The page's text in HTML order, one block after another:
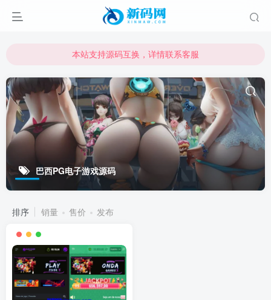
本站支持源码互换，详情联系客服
本站支持源码互换，详情联系客服
巴西PG电子游戏源码
排序 销量 售价 发布